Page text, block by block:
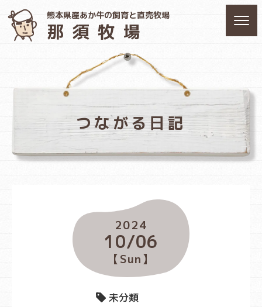
熊本県産あか牛の飼育と直売牧場
那須牧場
つながる日記
2024
10/06
【Sun】
未分類